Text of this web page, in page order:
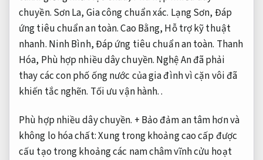
chuyền. Sơn La, Gia công chuẩn xác. Lạng Sơn, Đáp
ứng tiêu chuẩn an toàn.Cao Bằng, Hỗ trợ kỹ thuật
nhanh. Ninh Bình,Đáp ứng tiêu chuẩn an toàn. Thanh
Hóa, Phù hợp nhiều dây chuyền. Nghệ An đã phải
thay các con phố ống nước của gia đình vì cặn vôi đã
khiến tắc nghẽn. Tối ưu vận hành..
Phù hợp nhiều dây chuyền. + Bảo đảm an tâm hơn và
không lo hóa chất: Xung trong khoảng cao cấp được
cấu tạo trong khoảng các nam châm vĩnh cửu hoạt